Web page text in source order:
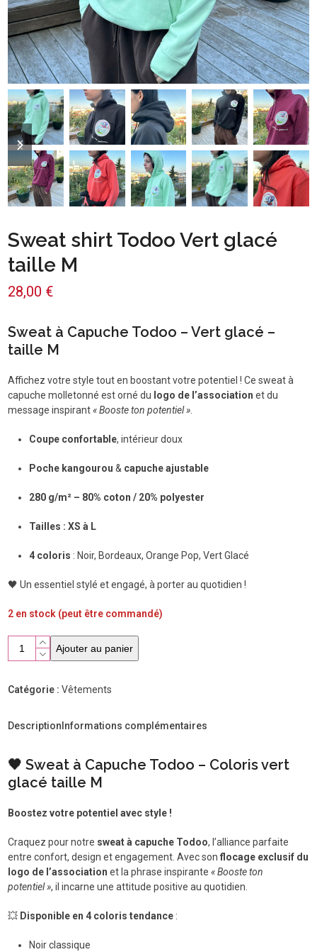
previous
slide
next
slide
Sweat shirt Todoo Vert glacé
taille M
28,00 €
Sweat à Capuche Todoo – Vert glacé –
taille M
Affichez votre style tout en boostant votre potentiel ! Ce sweat à
capuche molletonné est orné du logo de l’association et du
message inspirant« Booste ton potentiel »
Coupe confortable, intérieur doux
Poche kangourou & capuche ajustable
280 g/m² – 80% coton / 20% polyester
Tailles : XS à L
4 coloris : Noir, Bordeaux, Orange Pop, Vert Glacé
🖤 Un essentiel stylé et engagé, à porter au quotidien !
2 en stock (peut être commandé)
quantité
shirt
glacé
M
Ajouter au panier
Catégorie :Vêtements
Description Informations complémentaires
🖤 Sweat à Capuche Todoo – Coloris vert
glacé taille M
Boostez votre potentiel avec style !
Craquez pour notre sweat à capuche Todoo, l’alliance parfaite
entre confort, design et engagement. Avec sonflocage exclusif du
logo de l’association et la phrase inspirante« Booste ton
potentiel », il incarne une attitude positive au quotidien.
💥 Disponible en 4 coloris tendance :
Noir classique